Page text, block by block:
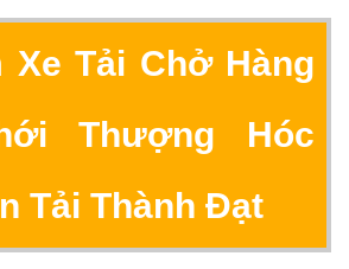
Xe Tải Chở Hàng
Thượng Hóc
Tải Thành Đạt